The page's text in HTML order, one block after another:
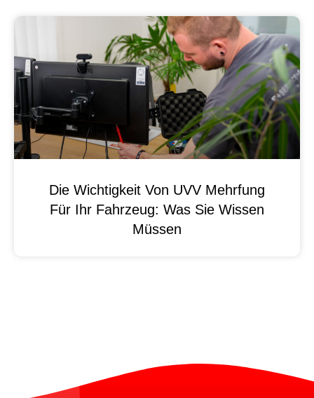
Die Wichtigkeit Von UVV Mehrfung
Für Ihr Fahrzeug: Was Sie Wissen
Müssen